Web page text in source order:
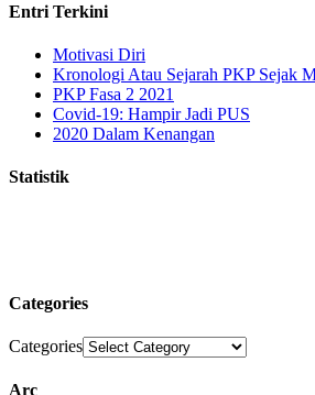
Entri Terkini
Motivasi Diri
Kronologi Atau Sejarah PKP Sejak
PKP Fasa 2 2021
Covid-19: Hampir Jadi PUS
2020 Dalam Kenangan
Statistik
Categories
Categories
Arc